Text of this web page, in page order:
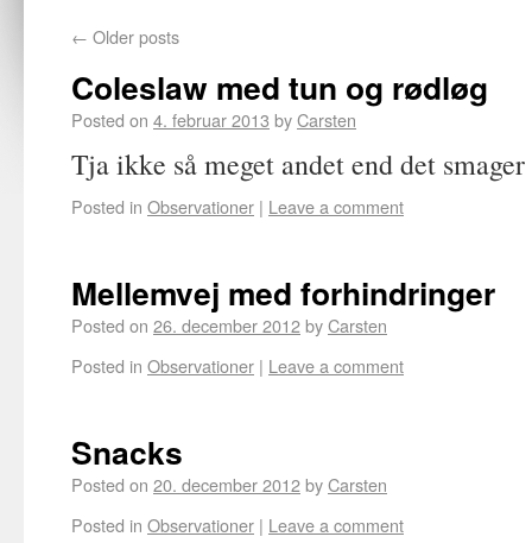
← Older posts
Coleslaw med tun og rødløg
Posted on 4. februar 2013 byCarsten
Tja ikke så meget andet end det
Posted in Observationer | Leave a comment
Mellemvej med forhindringer
Posted on 26. december 2012byCarsten
Posted in Observationer | Leave a comment
Snacks
Posted on 20. december 2012byCarsten
Posted in Observationer | Leave a comment